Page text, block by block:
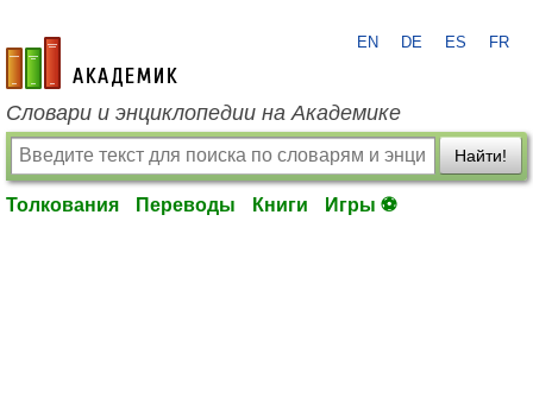
academic.ru
EN DE ES FR
Словари и энциклопедии на Академике
Найти!
Толкования Переводы Книги Игры ⚽